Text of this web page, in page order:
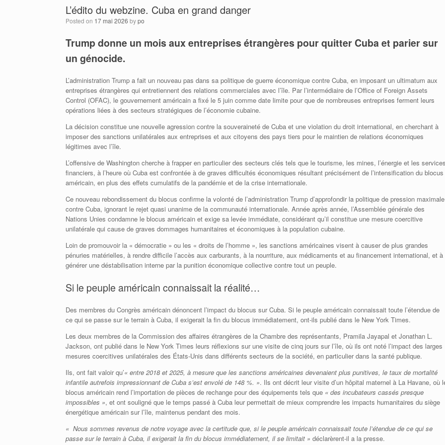
L’édito du webzine. Cuba en grand danger
Posted on 17 mai 2026 bypo
Trump donne un mois aux entreprises étrangères pour quitter Cuba et parier sur
un génocide.
L’administration Trump a fait un nouveau pas dans sa politique de guerre économique contre Cuba, en imposant un ultimatum aux
entreprises étrangères qui entretiennent des relations commerciales avec l’île. Par l’intermédiaire de l’Office of Foreign Assets
Control (OFAC), le gouvernement américain a fixé le 5 juin comme date limite pour que de nombreuses entreprises ferment leurs
opérations liées à des secteurs stratégiques de l’économie cubaine.
La décision constitue une nouvelle agression contre la souveraineté de Cuba et une violation du droit international, en cherchant à
imposer des sanctions unilatérales aux entreprises et aux citoyens des pays tiers pour le maintien de relations économiques
légitimes avec l’île.
L’offensive de Washington cherche à frapper en particulier des secteurs clés tels que le tourisme, les mines, l’énergie et les
financiers, à l’heure où Cuba est confrontée à de graves difficultés économiques résultant précisément de l’intensification du blocus
américain, en plus des effets cumulatifs de la pandémie et de la crise internationale.
Ce nouveau rebondissement du blocus confirme la volonté de l’administration Trump d’approfondir la politique de pression maximale
contre Cuba, ignorant le rejet quasi unanime de la communauté internationale. Année après année, l’Assemblée générale des
Nations Unies condamne le blocus américain et exige sa levée immédiate, considérant qu’il constitue une mesure coercitive
unilatérale qui cause de graves dommages humanitaires et économiques à la population cubaine.
Loin de promouvoir la « démocratie » ou les « droits de l’homme », les sanctions américaines visent à causer de plus grandes
pénuries matérielles, à rendre difficile l’accès aux carburants, à la nourriture, aux médicaments et au financement international, et à
générer une déstabilisation interne par la punition économique collective contre tout un peuple.
Si le peuple américain connaissait la réalité…
Des membres du Congrès américain dénoncent l’impact du blocus sur Cuba. Si le peuple américain connaissait toute l’étendue de
ce qui se passe sur le terrain à Cuba, il exigerait la fin du blocus immédiatement, ont-ils publié dans le New York Times.
Les deux membres de la Commission des affaires étrangères de la Chambre des représentants, Pramila Jayapal et Jonathan L.
Jackson, ont publié dans le New York Times leurs réflexions sur une visite de cinq jours sur l’île, où ils ont noté l’impact des larges
mesures coercitives unilatérales des États-Unis dans différents secteurs de la société, en particulier dans la santé publique.
Ils, ont fait valoir qu’« entre 2018 et 2025, à mesure que les sanctions américaines devenaient plus punitives, le taux de mortalité
infantile autrefois impressionnant de Cuba s’est envolé de 148 %. ». Ils ont décrit leur visite d’un hôpital maternel à La Havane, où
blocus américain rend l’importation de pièces de rechange pour des équipements tels que « des incubateurs cassés presque
impossibles », et ont souligné que le temps passé à Cuba leur permettait de mieux comprendre les impacts humanitaires du siège
énergétique américain sur l’île, maintenus pendant des mois.
« Nous sommes revenus de notre voyage avec la certitude que, si le peuple américain connaissait toute l’étendue de ce qui se
passe sur le terrain à Cuba, il exigerait la fin du blocus immédiatement, il se limitait » déclarèrent-il a la presse.